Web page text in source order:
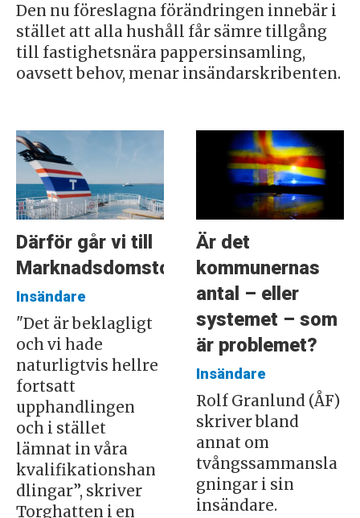
Den nu föreslagna förändringen innebär i
stället att alla hushåll får sämre tillgång
till fastighetsnära pappersinsamling,
oavsett behov, menar insändarskribenten.
Därför går vi till
Marknadsdomstolen
Insändare
"Det är beklagligt
och vi hade
naturligtvis hellre
fortsatt
upphandlingen
och i stället
lämnat in våra
kvalifikationshan
dlingar”, skriver
Torghatten i en
Är det
kommunernas
antal – eller
systemet – som
är problemet?
Insändare
Rolf Granlund (ÅF)
skriver bland
annat om
tvångssammansla
gningar i sin
insändare.